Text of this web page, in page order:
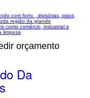
com forro , divisórias, pisos
região da grande
como comércio, industrial e
limpesa
orçamento
Da